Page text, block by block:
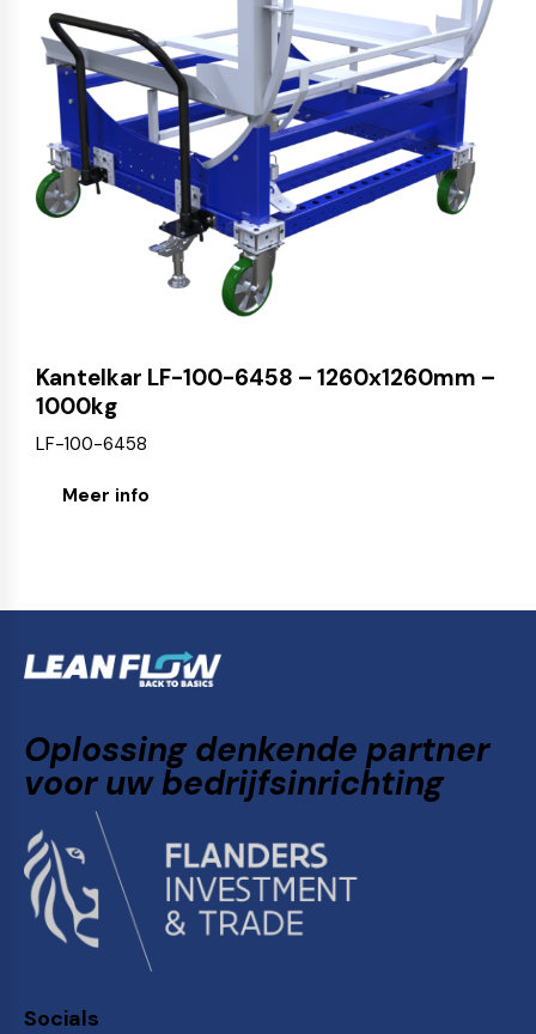
Kantelkar LF-100-6458 – 1260x1260mm –
1000kg
LF-100-6458
Meer info
Oplossing denkende partner
voor uw bedrijfsinrichting
Socials